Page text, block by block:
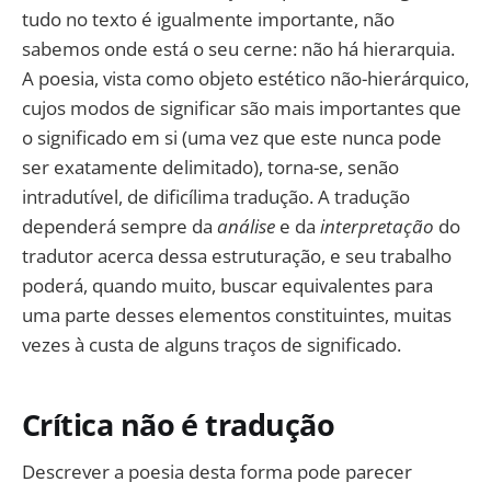
tudo no texto é igualmente importante, não
sabemos onde está o seu cerne: não há hierarquia.
A poesia, vista como objeto estético não-hierárquico,
cujos modos de significar são mais importantes que
o significado em si (uma vez que este nunca pode
ser exatamente delimitado), torna-se, senão
intradutível, de dificílima tradução. A tradução
dependerá sempre da análise e da interpretação do
tradutor acerca dessa estruturação, e seu trabalho
poderá, quando muito, buscar equivalentes para
uma parte desses elementos constituintes, muitas
vezes à custa de alguns traços de significado.
Crítica não é tradução
Descrever a poesia desta forma pode parecer